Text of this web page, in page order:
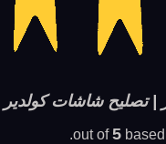
| تصليح شاشات كولدير
5based